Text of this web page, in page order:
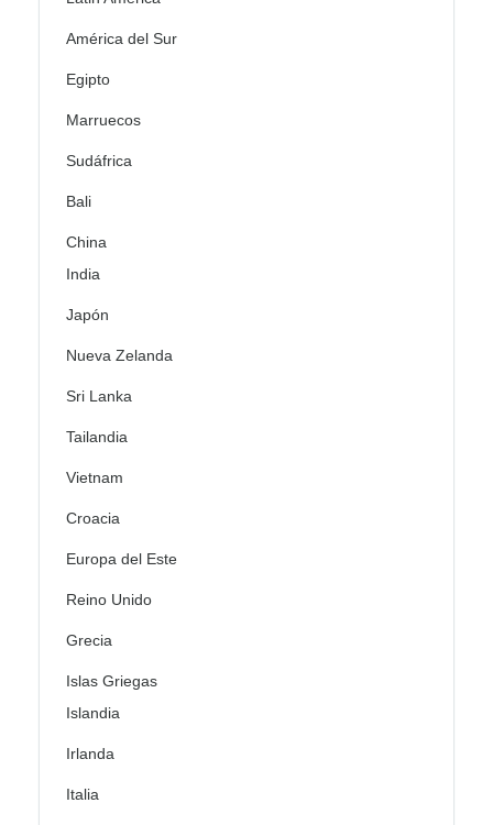
América del Sur
Egipto
Marruecos
Sudáfrica
Bali
China
India
Japón
Nueva Zelanda
Sri Lanka
Tailandia
Vietnam
Croacia
Europa del Este
Reino Unido
Grecia
Islas Griegas
Islandia
Irlanda
Italia